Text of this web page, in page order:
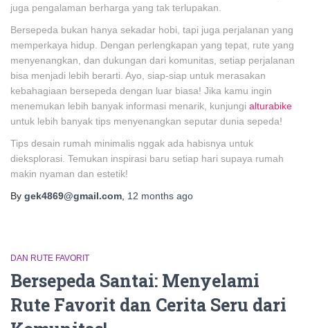
juga pengalaman berharga yang tak terlupakan.
Bersepeda bukan hanya sekadar hobi, tapi juga perjalanan yang
memperkaya hidup. Dengan perlengkapan yang tepat, rute yang
menyenangkan, dan dukungan dari komunitas, setiap perjalanan
bisa menjadi lebih berarti. Ayo, siap-siap untuk merasakan
kebahagiaan bersepeda dengan luar biasa! Jika kamu ingin
menemukan lebih banyak informasi menarik, kunjungi alturabike
untuk lebih banyak tips menyenangkan seputar dunia sepeda!
Tips desain rumah minimalis nggak ada habisnya untuk
dieksplorasi. Temukan inspirasi baru setiap hari supaya rumah
makin nyaman dan estetik!
By gek4869@gmail.com 12 months ago
DAN RUTE FAVORIT
Bersepeda Santai: Menyelami
Rute Favorit dan Cerita Seru dari